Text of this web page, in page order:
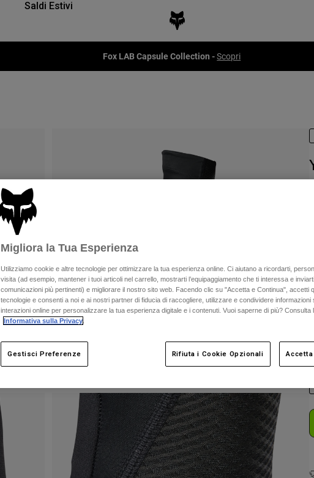
Saldi Estivi
Fox LAB Capsule Collection -Scopri
Migliora la Tua Esperienza
Utilizziamo cookie e altre tecnologie per ottimizzare la tua esperienza online. Ci aiutano a ricordarti,
visita (ad esempio, mantener i tuoi articoli nel carrello, mostrarti l’equipaggiamento che ti interessa e
comunicazioni più pertinenti) e migliorare il nostro sito web. Facendo clic su "Accetta e Continua", accetti
tecnologie e consenti a noi e ai nostri partner di fiducia di raccogliere, utilizzare e condividere informazioni
interazioni online per personalizzare la tua esperienza digitale e i contenuti. Vuoi saperne di più? Consulta
Informativa sulla Privacy
Gestisci Preferenze Rifiuta i Cookie Opzionali